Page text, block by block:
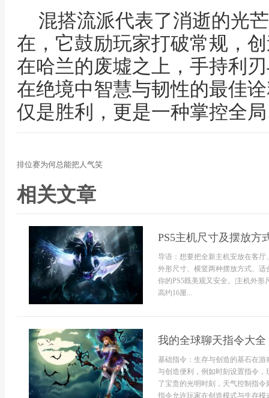
混搭流派代表了消逝的光
在，它鼓励玩家打破常规，
在哈兰的废墟之上，手持利
在绝境中智慧与韧性的最佳
仅是胜利，更是一种掌控全
排位赛为何总能把人气笑
相关文章
PS5主机尺寸及摆放方
导语：想要把全新主机安放在客
外形尺寸、横竖两种摆放方式、
你的PS5既美观又安全。|主机外形
高约16厘...
我的全球聊天指令大
基础指令：生存与创造的基石在
与创造便利，例如时刻设置指令
了宝贵的光明时刻，天气控制指
指令允许玩家在创造模式与生存